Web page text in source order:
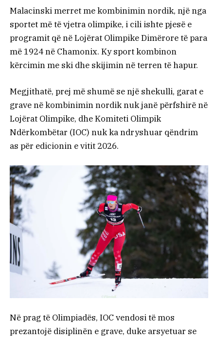
Malacinski merret me kombinimin nordik, një nga
sportet më të vjetra olimpike, i cili ishte pjesë e
programit që në Lojërat Olimpike Dimërore të para
më 1924 në Chamonix. Ky sport kombinon
kërcimin me ski dhe skijimin në terren të hapur.
Megjithatë, prej më shumë se një shekulli, garat e
grave në kombinimin nordik nuk janë përfshirë në
Lojërat Olimpike, dhe Komiteti Olimpik
Ndërkombëtar (IOC) nuk ka ndryshuar qëndrim
as për edicionin e vitit 2026.
Në prag të Olimpiadës, IOC vendosi të mos
prezantojë disiplinën e grave, duke arsyetuar se